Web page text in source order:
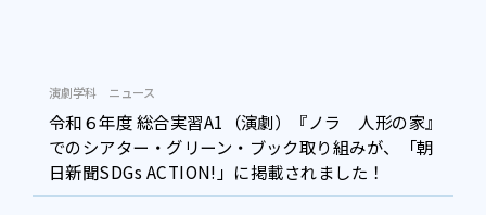
演劇学科 ニュース
令和６年度 総合実習A1（演劇）『ノラ 人形の家』
でのシアター・グリーン・ブック取り組みが、「朝
日新聞SDGs ACTION!」に掲載されました！